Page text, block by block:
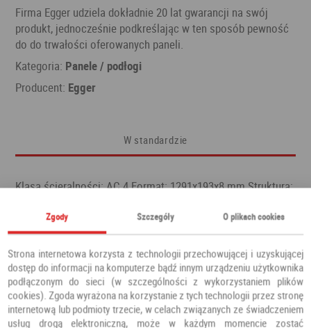
Firma Egger udziela dokładnie 20 lat gwarancji na swój
produkt, jednocześnie podkreślając w ten sposób pewność
do do trwałości oferowanych paneli.
Kategoria: Panele / podłogi
Producent: Egger
W standardzie
Klasa ścieralności: AC 4 Format: 1291x193x8 mm Struktura:
Wysoka odporność na ścieranie (klasa AC4). Dzięki
niebanalnej strukturze uzyskany został efekt
szczotkowanego drewna, niezwykle popularny w
pomieszczeniach rustykalnych oraz vintage. Podłogi
pochodzą z kolekcji Classic. Ich wymiary to 1291 x 193 x 8
mm.
Zgody Szczegóły O plikach cookies
Strona internetowa korzysta z technologii przechowującej i uzyskującej
dostęp do informacji na komputerze bądź innym urządzeniu użytkownika
podłączonym do sieci (w szczególności z wykorzystaniem plików
cookies). Zgoda wyrażona na korzystanie z tych technologii przez stronę
internetową lub podmioty trzecie, w celach związanych ze świadczeniem
usług drogą elektroniczną, może w każdym momencie zostać